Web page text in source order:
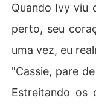
Quando Ivy viu
perto, seu
uma vez, eu
"Cassie, pare
Estreitando os